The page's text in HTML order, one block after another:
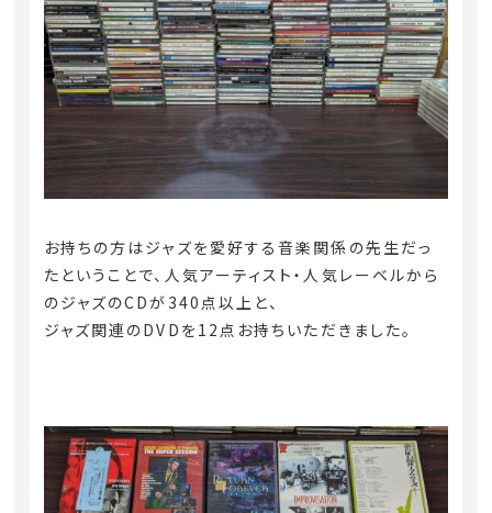
お持ちの方はジャズを愛好する音楽関係の先生だっ
たということで、人気アーティスト・人気レーベルから
のジャズのCDが340点以上と、
ジャズ関連のDVDを12点お持ちいただきました。